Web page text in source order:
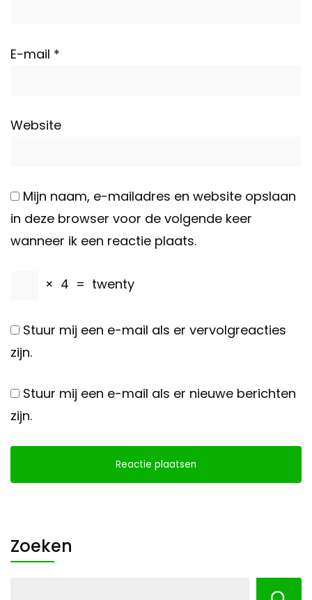
E-mail *
Website
Mijn naam, e-mailadres en website opslaan
in deze browser voor de volgende keer
wanneer ik een reactie plaats.
× 4 = twenty
Stuur mij een e-mail als er vervolgreacties
zijn.
Stuur mij een e-mail als er nieuwe berichten
zijn.
Zoeken